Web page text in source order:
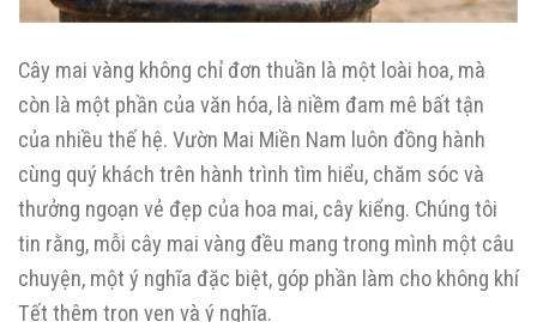
Cây mai vàng không chỉ đơn thuần là một loài hoa, mà
còn là một phần của văn hóa, là niềm đam mê bất tận
của nhiều thế hệ. Vườn Mai Miền Nam luôn đồng hành
cùng quý khách trên hành trình tìm hiểu, chăm sóc và
thưởng ngoạn vẻ đẹp của hoa mai, cây kiểng. Chúng tôi
tin rằng, mỗi cây mai vàng đều mang trong mình một câu
chuyện, một ý nghĩa đặc biệt, góp phần làm cho không khí
Tết thêm trọn vẹn và ý nghĩa.